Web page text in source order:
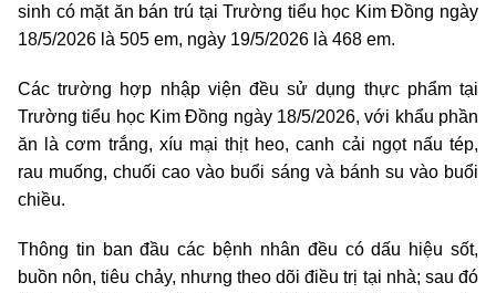
sinh có mặt ăn bán trú tại Trường tiểu học Kim Đồng ngày
18/5/2026 là 505 em, ngày 19/5/2026 là 468 em.
Các trường hợp nhập viện đều sử dụng thực phẩm tại
Trường tiểu học Kim Đồng ngày 18/5/2026, với khẩu phần
ăn là cơm trắng, xíu mại thịt heo, canh cải ngọt nấu tép,
rau muống, chuối cao vào buổi sáng và bánh su vào buổi
chiều.
Thông tin ban đầu các bệnh nhân đều có dấu hiệu sốt,
buồn nôn, tiêu chảy, nhưng theo dõi điều trị tại nhà; sau đó